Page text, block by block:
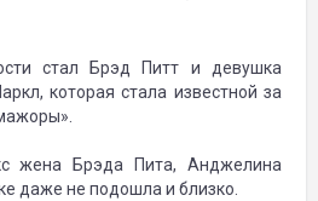
стал Брэд Питт и девушка
которая стала известной за
жена Брэда Пита, Анджелина
даже не подошла и близко.